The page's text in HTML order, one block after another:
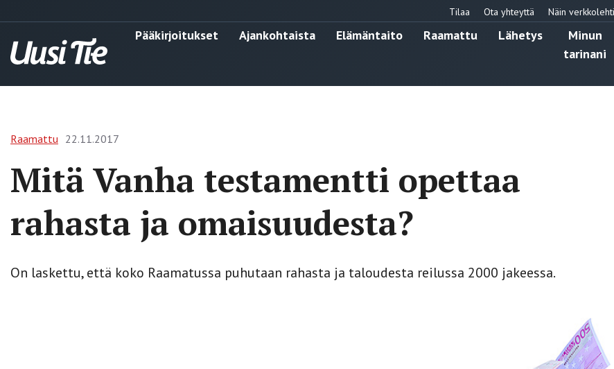
Tilaa Ota yhteyttä Näin
Pääkirjoitukset Ajankohtaista Elämäntaito Raamattu Lähetys
Minun
tarinani
Raamattu 22.11.2017
Mitä Vanha testamentti opettaa
rahasta ja omaisuudesta?
On laskettu, että koko Raamatussa puhutaan rahasta ja taloudesta reilussa 2000 jakeessa.